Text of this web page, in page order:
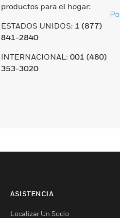
productos para el hogar:
ESTADOS UNIDOS: 1 (877)
841-2840
INTERNACIONAL: 001 (480)
353-3020
ASISTENCIA
Localizar Un Socio